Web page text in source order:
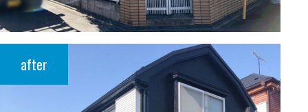
after